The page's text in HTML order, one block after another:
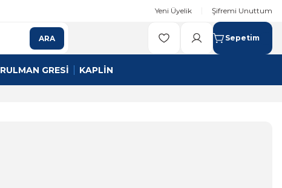
Yeni Üyelik Şifremi Unuttum
ARA Sepetim
RULMAN GRESİ KAPLİN